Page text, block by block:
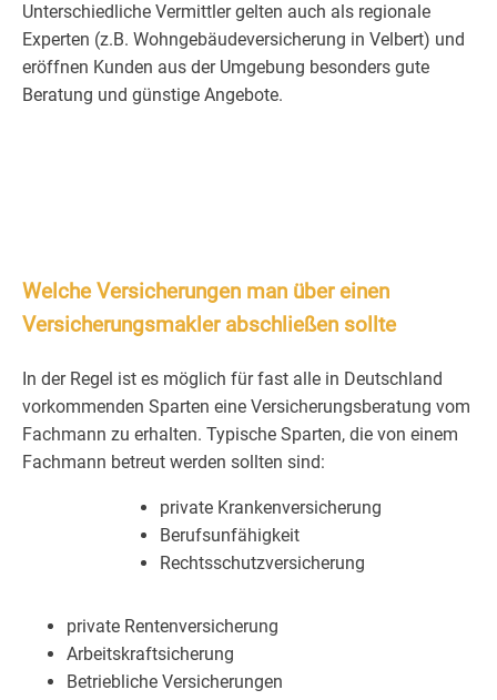
Unterschiedliche Vermittler gelten auch als regionale
Experten (z.B. Wohngebäudeversicherung in Velbert) und
eröffnen Kunden aus der Umgebung besonders gute
Beratung und günstige Angebote.
Welche Versicherungen man über einen
Versicherungsmakler abschließen sollte
In der Regel ist es möglich für fast alle in Deutschland
vorkommenden Sparten eine Versicherungsberatung vom
Fachmann zu erhalten. Typische Sparten, die von einem
Fachmann betreut werden sollten sind:
private Krankenversicherung
Berufsunfähigkeit
Rechtsschutzversicherung
private Rentenversicherung
Arbeitskraftsicherung
Betriebliche Versicherungen